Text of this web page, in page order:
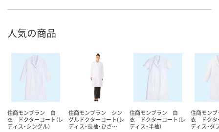
人気の商品
住商モンブラン 白
衣 ドクターコート（レ
ディス・シングル）
住商モンブラン シン
グルドクターコート(レ
ディス・長袖・ひざ…
住商モンブラン 白
衣 ドクターコート（レ
ディス・半袖）
住商モン
衣 ドクタ
ディス・ダ